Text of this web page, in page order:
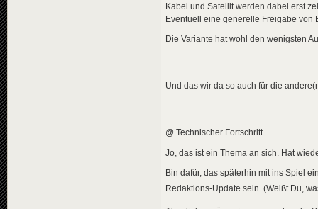
Kabel und Satellit werden dabei erst
Eventuell eine generelle Freigabe von
Die Variante hat wohl den wenigsten
Und das wir da so auch für die
@ Technischer Fortschritt
Jo, das ist ein Thema an sich. Hat
Bin dafür, das späterhin mit ins Spiel
Redaktions-Update sein. (Weißt Du,